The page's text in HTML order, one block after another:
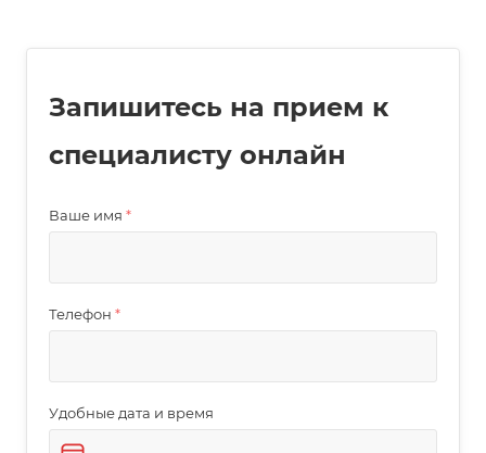
Запишитесь на прием к
специалисту онлайн
Ваше имя *
Телефон *
Удобные дата и время